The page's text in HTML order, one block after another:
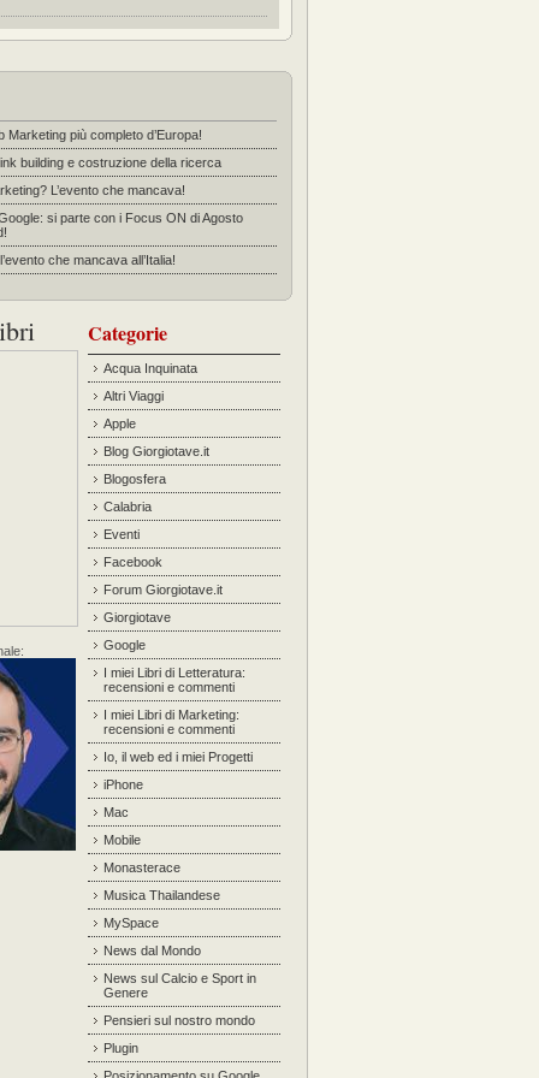
Marketing più completo d’Europa!
building e costruzione della ricerca
L’evento che mancava!
si parte con i Focus ON di Agosto
che mancava all’Italia!
Categorie
Acqua Inquinata
Altri Viaggi
Apple
Blog Giorgiotave.it
Blogosfera
Calabria
Eventi
Facebook
Forum Giorgiotave.it
Giorgiotave
Google
I miei Libri di Letteratura:
recensioni e commenti
I miei Libri di Marketing:
recensioni e commenti
Io, il web ed i miei Progetti
iPhone
Mac
Mobile
Monasterace
Musica Thailandese
MySpace
News dal Mondo
News sul Calcio e Sport in
Genere
Pensieri sul nostro mondo
Plugin